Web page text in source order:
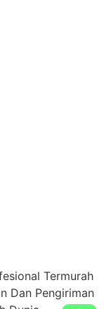
Termurah
Dan Pengiriman